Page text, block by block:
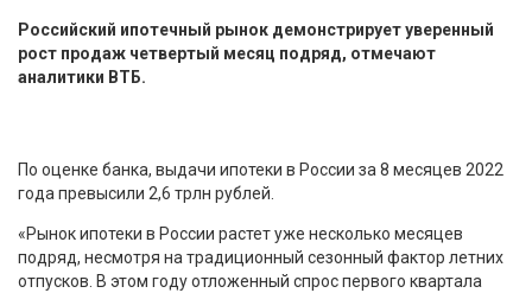
Российский ипотечный рынок демонстрирует уверенный
рост продаж четвертый месяц подряд, отмечают
аналитики ВТБ.
По оценке банка, выдачи ипотеки в России за 8 месяцев 2022
года превысили 2,6 трлн рублей.
«Рынок ипотеки в России растет уже несколько месяцев
подряд, несмотря на традиционный сезонный фактор летних
отпусков. В этом году отложенный спрос первого квартала